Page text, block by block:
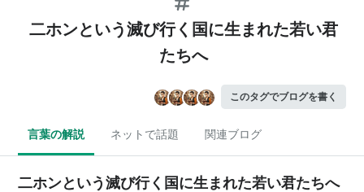
二ホンという滅び行く国に生まれた若い君
たちへ
このタグでブログを書く
言葉の解説 ネットで話題 関連ブログ
二ホンという滅び行く国に生まれた若い君たちへ